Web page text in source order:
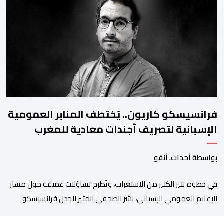
والعروي وأسفي ووجدة والعيون والدار البيضاء وبني ملال وابن جرير
وطنجة وأصيلة، وذلك في إطار دينامية داخلية تهدف لضخ دماء جديدة
والاستعانة بكفاءات أمنية شابة ومتمرسة، […]
فرانسيسكو كاريون.. يَختطِف المنابر العمومية
الإسبانية لتصريف أجندات معادية للمغرب
بواسطة أحداث. أنفو
في خطوة تثير الكثير من الاستغراب، وتَطرَح تساؤلات عميقة حول مسار
الإعلام العمومي الإسباني، نشر الصحفي المثير للجدل فرانسيسكو